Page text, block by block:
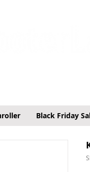
Black Friday